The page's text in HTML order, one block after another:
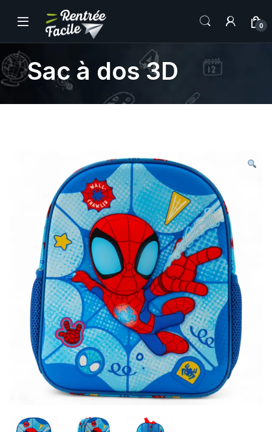
0
Sac à dos 3D